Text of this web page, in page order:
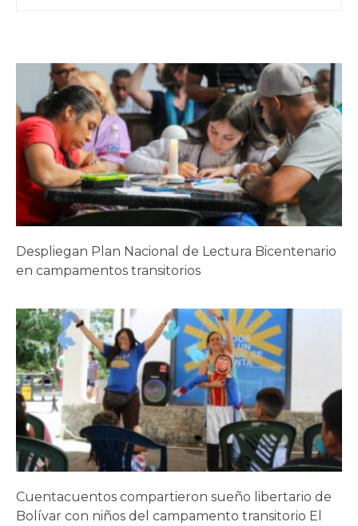
Despliegan Plan Nacional de Lectura Bicentenario
en campamentos transitorios
Cuentacuentos compartieron sueño libertario de
Bolívar con niños del campamento transitorio El